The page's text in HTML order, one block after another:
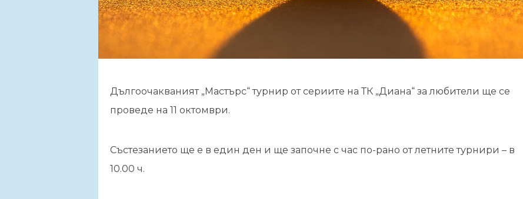
Дългоочакваният „Мастърс“ турнир от сериите на ТК „Диана“ за любители ще се
проведе на 11 октомври.
Състезанието ще е в един ден и ще започне с час по-рано от летните турнири – в
10.00 ч.